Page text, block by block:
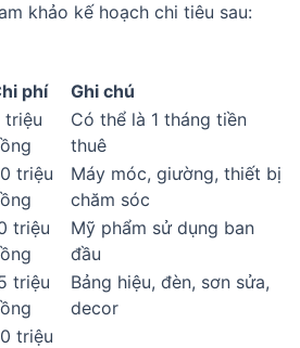
khảo kế hoạch chi tiêu sau:
phí
Ghi chú
triệu
Có thể là 1 tháng tiền
thuê
triệu
Máy móc, giường, thiết bị
chăm sóc
triệu
Mỹ phẩm sử dụng ban
đầu
triệu
Bảng hiệu, đèn, sơn sửa,
decor
triệu